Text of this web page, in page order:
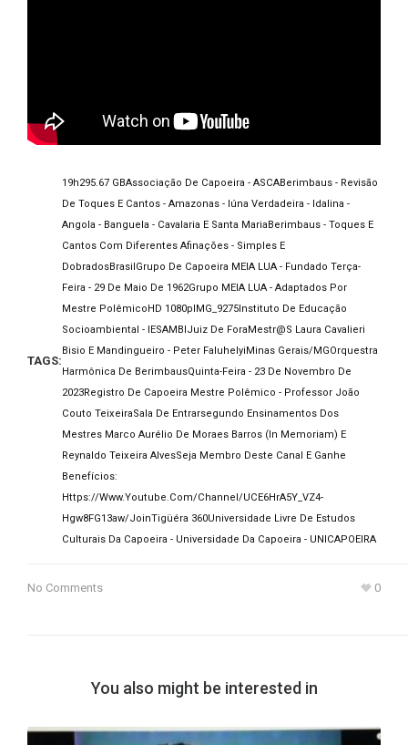
TAGS:
19h295.67 GBAssociação De Capoeira - ASCABerimbaus - Revisão
De Toques E Cantos - Amazonas - Iúna Verdadeira - Idalina -
Angola - Banguela - Cavalaria E Santa Maria Berimbaus - Toques E
Cantos Com Diferentes Afinações - Simples E
DobradosBrasil Grupo De Capoeira MEIA LUA - Fundado Terça-
Feira - 29 De Maio De 1962Grupo MEIA LUA - Adaptados Por
Mestre Polêmico HD 1080p IMG_9275 Instituto De Educação
Socioambiental - IESAMBI Juiz De Fora Mestr@s Laura Cavalieri
Bisio E Mandingueiro - Peter Faluhelyi Minas Gerais/MGOrquestra
Harmônica De BerimbausQuinta-Feira - 23 De Novembro De
2023Registro De Capoeira Mestre Polêmico - Professor João
Couto TeixeiraSala De EntrarSegundo Ensinamentos Dos
Mestres Marco Aurélio De Moraes Barros (in Memoriam) E
Reynaldo Teixeira AlvesSeja Membro Deste Canal E Ganhe
Benefícios:
Https://www.youtube.com/channel/UCE6HrA5Y_VZ4-
Hgw8FG13aw/joinTigüéra 360Universidade Livre De Estudos
Culturais Da Capoeira - Universidade Da Capoeira - UNICAPOEIRA
No Comments 0
You also might be interested in